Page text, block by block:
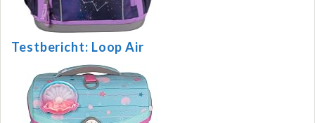
Testbericht: Loop Air